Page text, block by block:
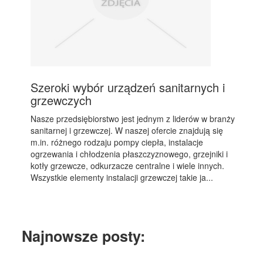
Szeroki wybór urządzeń sanitarnych i
grzewczych
Nasze przedsiębiorstwo jest jednym z liderów w branży
sanitarnej i grzewczej. W naszej ofercie znajdują się
m.in. różnego rodzaju pompy ciepła, instalacje
ogrzewania i chłodzenia płaszczyznowego, grzejniki i
kotły grzewcze, odkurzacze centralne i wiele innych.
Wszystkie elementy instalacji grzewczej takie ja...
Najnowsze posty: